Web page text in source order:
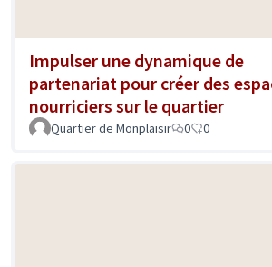
Impulser une dynamique de
partenariat pour créer des
nourriciers sur le quartier
Quartier de Monplaisir 0 0